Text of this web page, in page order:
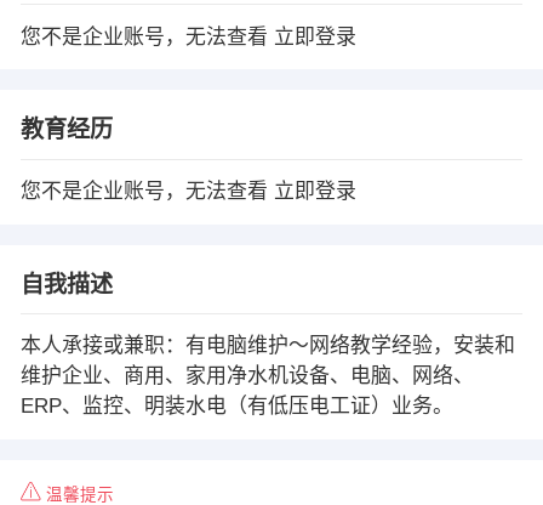
您不是企业账号，无法查看 立即登录
教育经历
您不是企业账号，无法查看 立即登录
自我描述
本人承接或兼职：有电脑维护～网络教学经验，安装和
维护企业、商用、家用净水机设备、电脑、网络、
ERP、监控、明装水电（有低压电工证）业务。
温馨提示